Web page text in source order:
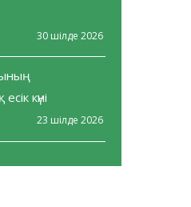
30 шілде 2026
күні
23 шілде 2026